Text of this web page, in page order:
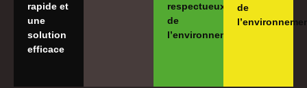
rapide et
une
solution
efficace
respectueux
de
l’environnement
de